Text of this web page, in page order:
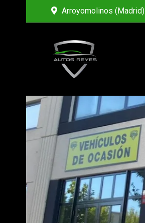
Arroyomolinos (Madrid)